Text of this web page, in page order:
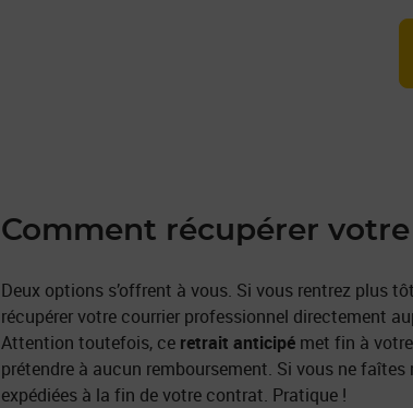
Comment récupérer
Deux options s’offrent à vous. Si vous rentrez plus
récupérer votre courrier professionnel directement
Attention toutefois, ce retrait anticipé met fin à
prétendre à aucun remboursement. Si vous ne
expédiées à la fin de votre contrat. Pratique !